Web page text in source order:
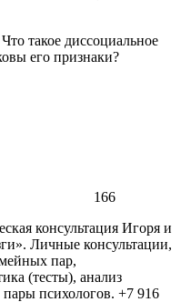
такое диссоциальное
его признаки?
166
консультация Игоря и
Личные консультации,
пар,
(тесты), анализ
психологов. +7 916